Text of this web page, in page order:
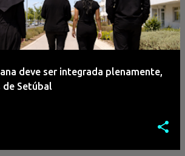
deve ser integrada plenamente,
de Setúbal